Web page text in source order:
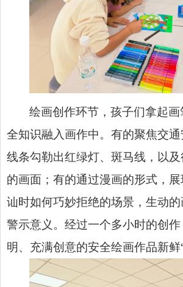
绘画创作环节，孩子们拿起
全知识融入画作中。有的聚焦交
线条勾勒出红绿灯、斑马线，以
的画面；有的通过漫画的形式，
讪时如何巧妙拒绝的场景，生动
警示意义。经过一个多小时的创
明、充满创意的安全绘画作品新鲜“